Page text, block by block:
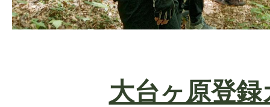
大台ヶ原登